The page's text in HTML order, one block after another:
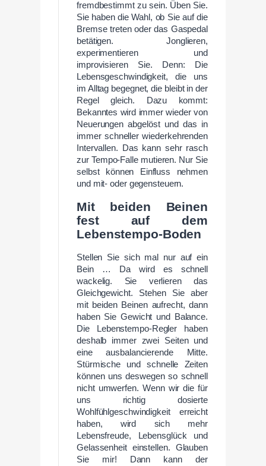
fremdbestimmt zu sein. Üben Sie.
Sie haben die Wahl, ob Sie auf die
Bremse treten oder das Gaspedal
betätigen. Jonglieren,
experimentieren und
improvisieren Sie. Denn: Die
Lebensgeschwindigkeit, die uns
im Alltag begegnet, die bleibt in der
Regel gleich. Dazu kommt:
Bekanntes wird immer wieder von
Neuerungen abgelöst und das in
immer schneller wiederkehrenden
Intervallen. Das kann sehr rasch
zur Tempo-Falle mutieren. Nur Sie
selbst können Einfluss nehmen
und mit- oder gegensteuern.
Mit beiden Beinen
fest auf dem
Lebenstempo-Boden
Stellen Sie sich mal nur auf ein
Bein … Da wird es schnell
wackelig. Sie verlieren das
Gleichgewicht. Stehen Sie aber
mit beiden Beinen aufrecht, dann
haben Sie Gewicht und Balance.
Die Lebenstempo-Regler haben
deshalb immer zwei Seiten und
eine ausbalancierende Mitte.
Stürmische und schnelle Zeiten
können uns deswegen so schnell
nicht umwerfen. Wenn wir die für
uns richtig dosierte
Wohlfühlgeschwindigkeit erreicht
haben, wird sich mehr
Lebensfreude, Lebensglück und
Gelassenheit einstellen. Glauben
Sie mir! Dann kann der